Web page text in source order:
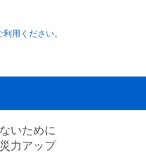
用ください。
いために
力アップ